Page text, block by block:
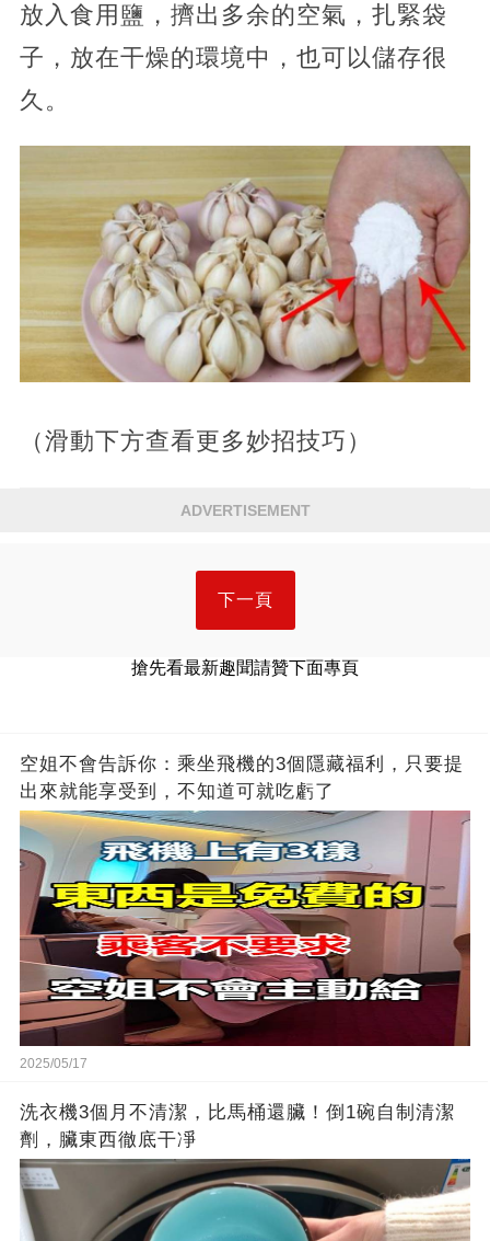
放入食用鹽，擠出多余的空氣，扎緊袋
子，放在干燥的環境中，也可以儲存很
久。
（滑動下方查看更多妙招技巧）
ADVERTISEMENT
下一頁
搶先看最新趣聞請贊下面專頁
空姐不會告訴你：乘坐飛機的3個隱藏福利，只要提
出來就能享受到，不知道可就吃虧了
2025/05/17
洗衣機3個月不清潔，比馬桶還臟！倒1碗自制清潔
劑，臟東西徹底干凈